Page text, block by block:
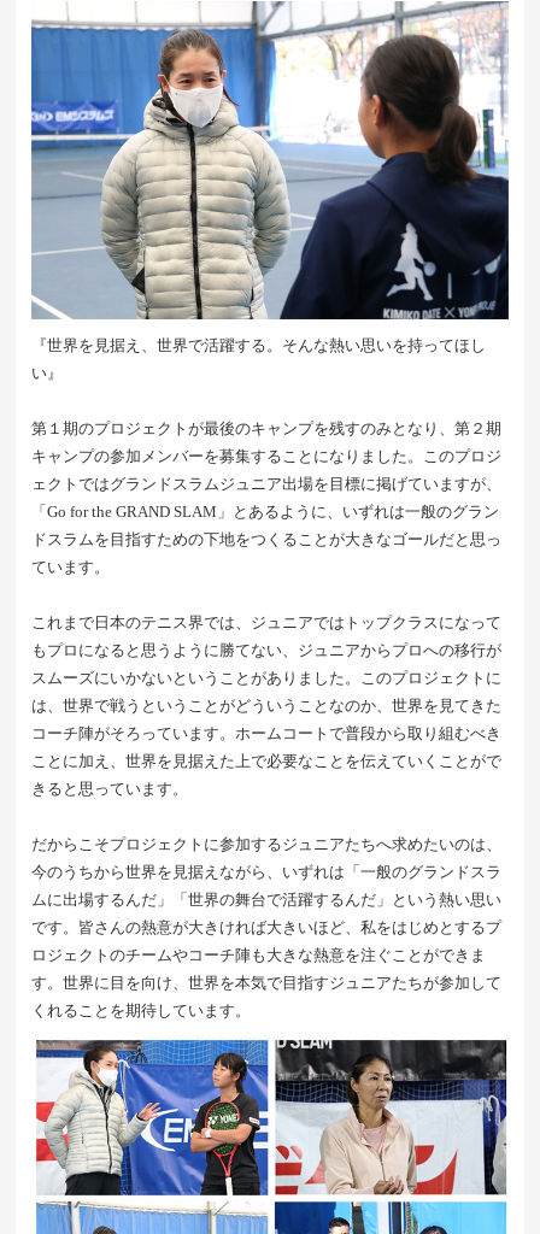
『世界を見据え、世界で活躍する。そんな熱い思いを持ってほし
い』
第１期のプロジェクトが最後のキャンプを残すのみとなり、第２期
キャンプの参加メンバーを募集することになりました。このプロジ
ェクトではグランドスラムジュニア出場を目標に掲げていますが、
「Go for the GRAND SLAM」とあるように、いずれは一般のグラン
ドスラムを目指すための下地をつくることが大きなゴールだと思っ
ています。
これまで日本のテニス界では、ジュニアではトップクラスになって
もプロになると思うように勝てない、ジュニアからプロへの移行が
スムーズにいかないということがありました。このプロジェクトに
は、世界で戦うということがどういうことなのか、世界を見てきた
コーチ陣がそろっています。ホームコートで普段から取り組むべき
ことに加え、世界を見据えた上で必要なことを伝えていくことがで
きると思っています。
だからこそプロジェクトに参加するジュニアたちへ求めたいのは、
今のうちから世界を見据えながら、いずれは「一般のグランドスラ
ムに出場するんだ」「世界の舞台で活躍するんだ」という熱い思い
です。皆さんの熱意が大きければ大きいほど、私をはじめとするプ
ロジェクトのチームやコーチ陣も大きな熱意を注ぐことができま
す。世界に目を向け、世界を本気で目指すジュニアたちが参加して
くれることを期待しています。